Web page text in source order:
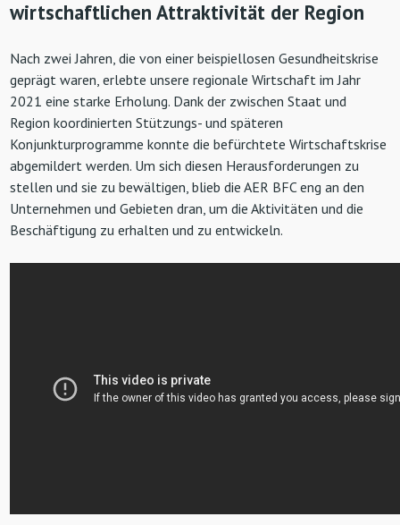
wirtschaftlichen Attraktivität der Region
Nach zwei Jahren, die von einer beispiellosen Gesundheitskrise
geprägt waren, erlebte unsere regionale Wirtschaft im Jahr
2021 eine starke Erholung. Dank der zwischen Staat und
Region koordinierten Stützungs- und späteren
Konjunkturprogramme konnte die befürchtete Wirtschaftskrise
abgemildert werden. Um sich diesen Herausforderungen zu
stellen und sie zu bewältigen, blieb die AER BFC eng an den
Unternehmen und Gebieten dran, um die Aktivitäten und die
Beschäftigung zu erhalten und zu entwickeln.